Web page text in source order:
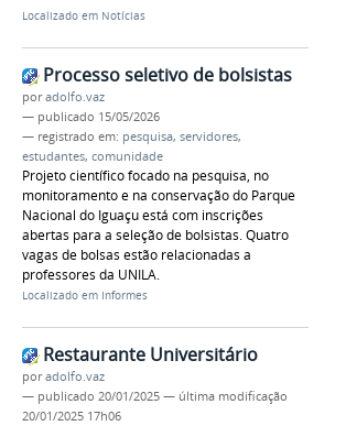
Localizado em Notícias
Processo seletivo de bolsistas
poradolfo.vaz
— publicado 15/05/2026
— registrado em: pesquisa, servidores,
estudantes, comunidade
Projeto científico focado na pesquisa, no
monitoramento e na conservação do Parque
Nacional do Iguaçu está com inscrições
abertas para a seleção de bolsistas. Quatro
vagas de bolsas estão relacionadas a
professores da UNILA.
Localizado em Informes
Restaurante Universitário
poradolfo.vaz
— publicado 20/01/2025 — última modificação
20/01/2025 17h06